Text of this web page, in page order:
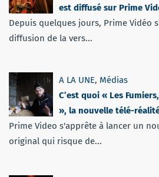
est diffusé sur Prime
Depuis quelques jours, Prime Vidéo
diffusion de la vers...
A LA UNE, Médias
C’est quoi « Les
», la nouvelle télé-
Prime Video s'apprête à lancer un
original qui risque de...